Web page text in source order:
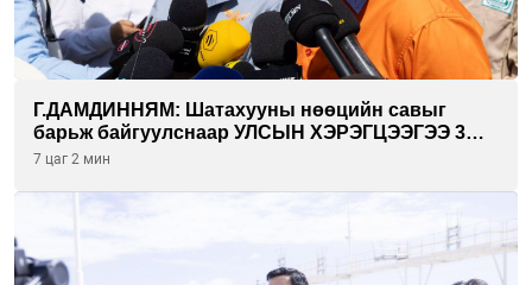
Г.ДАМДИННЯМ: Шатахууны нөөцийн савыг
барьж байгуулснаар УЛСЫН ХЭРЭГЦЭЭГЭЭ 3
САРААР НӨӨЦЛӨДӨГ болно
7 цаг 2 мин